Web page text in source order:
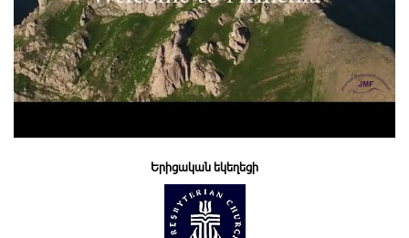
Երիցական եկեղեցի